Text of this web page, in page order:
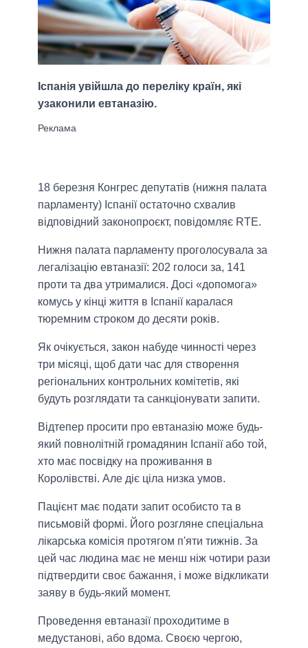
Іспанія увійшла до переліку країн, які
узаконили евтаназію.
18 березня Конгрес депутатів (нижня палата
парламенту) Іспанії остаточно схвалив
відповідний законопроєкт, повідомляє RTE.
Нижня палата парламенту проголосувала за
легалізацію евтаназії: 202 голоси за, 141
проти та два утрималися. Досі «допомога»
комусь у кінці життя в Іспанії каралася
тюремним строком до десяти років.
Як очікується, закон набуде чинності через
три місяці, щоб дати час для створення
регіональних контрольних комітетів, які
будуть розглядати та санкціонувати запити.
Відтепер просити про евтаназію може будь-
який повнолітній громадянин Іспанії або той,
хто має посвідку на проживання в
Королівстві. Але діє ціла низка умов.
Пацієнт має подати запит особисто та в
письмовій формі. Його розгляне спеціальна
лікарська комісія протягом п'яти тижнів. За
цей час людина має не менш ніж чотири рази
підтвердити своє бажання, і може відкликати
заяву в будь-який момент.
Проведення евтаназії проходитиме в
медустанові, або вдома. Своєю чергою,